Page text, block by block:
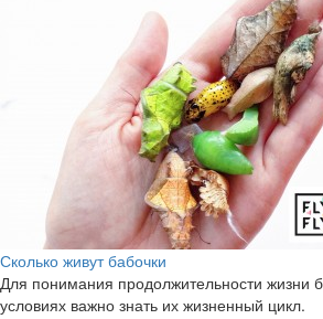
Сколько живут бабочки
Для понимания продолжительности жизни
условиях важно знать их жизненный цикл.